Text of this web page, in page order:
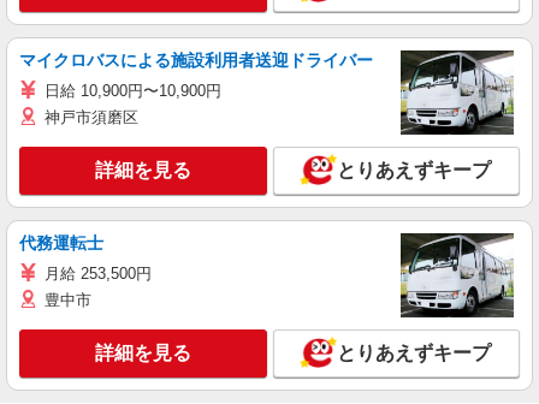
マイクロバスによる施設利用者送迎ドライバー
日給 10,900円〜10,900円
神戸市須磨区
詳細を見る とりあえずキープ
代務運転士
月給 253,500円
豊中市
詳細を見る とりあえずキープ